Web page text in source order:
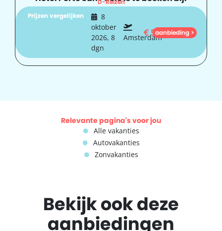
D-Reizen
Prijzen vergelijken
8
oktober
2026, 8
dgn
Amsterdam
€597
aanbieding >
Relevante pagina's voor jou
Alle vakanties
Autovakanties
Zonvakanties
Bekijk ook deze
aanbiedingen